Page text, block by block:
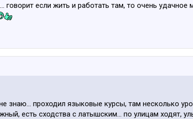
говорит если жить и работать там, то очень
знаю... проходил языковые курсы, там несколько
есть сходства с латышским... по улицам ходят,